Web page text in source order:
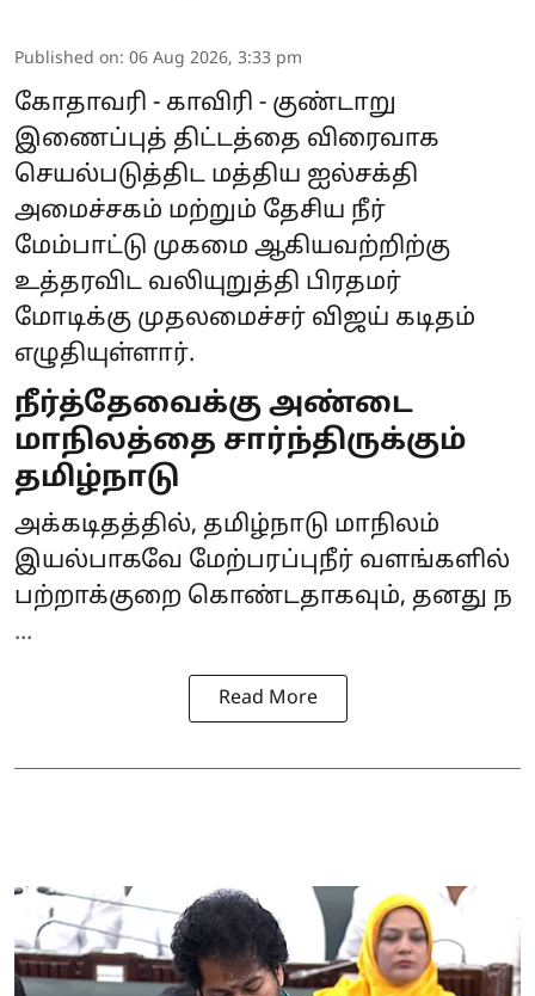
Published on: 06 Aug 2026, 3:33 pm
கோதாவரி - காவிரி - குண்டாறு
இணைப்புத் திட்டத்தை விரைவாக
செயல்படுத்திட மத்திய ஐல்சக்தி
அமைச்சகம் மற்றும் தேசிய நீர்
மேம்பாட்டு முகமை ஆகியவற்றிற்கு
உத்தரவிட வலியுறுத்தி பிரதமர்
மோடிக்கு முதலமைச்சர் விஜய் கடிதம்
எழுதியுள்ளார்.
நீர்த்தேவைக்கு அண்டை
மாநிலத்தை சார்ந்திருக்கும்
தமிழ்நாடு
அக்கடிதத்தில், தமிழ்நாடு மாநிலம்
இயல்பாகவே மேற்பரப்புநீர் வளங்களில்
பற்றாக்குறை கொண்டதாகவும், தனது ந
...
Read More